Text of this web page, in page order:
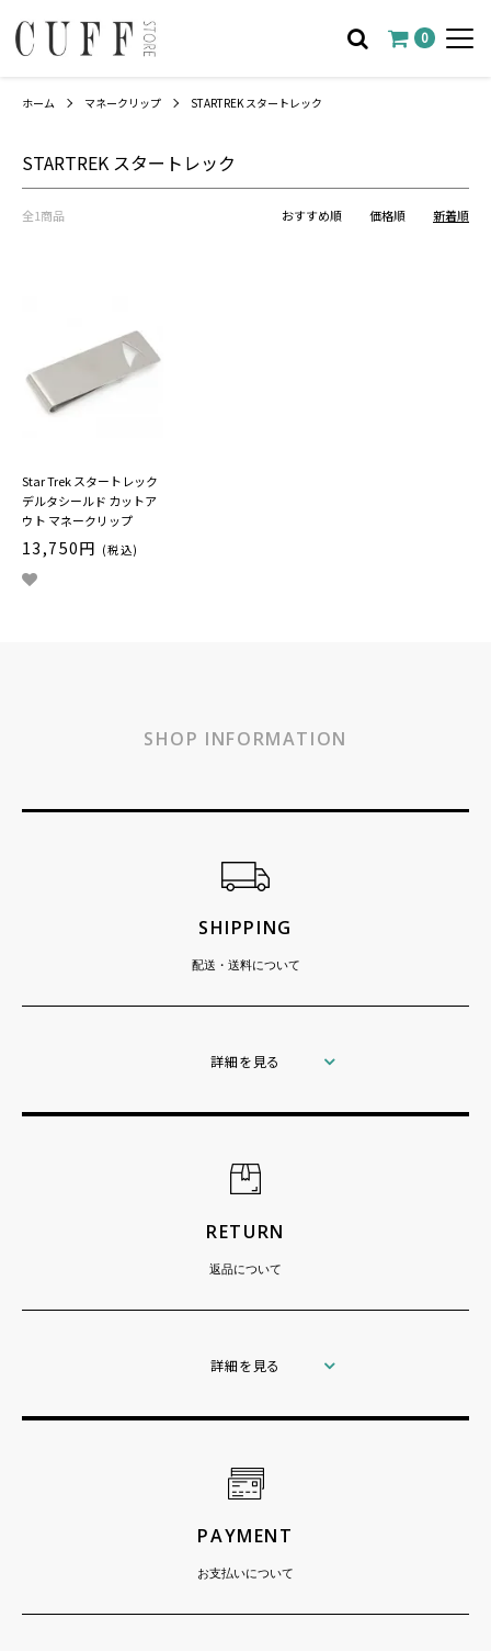
0
ホーム マネークリップ STARTREK スタートレック
STARTREK スタートレック
全1商品 おすすめ順 価格順 新着順
Star Trek スタートレック
デルタシールド カットア
ウト マネークリップ
13,750円 (税込)
SHOP INFORMATION
SHIPPING
配送・送料について
詳細を見る
RETURN
返品について
詳細を見る
PAYMENT
お支払いについて